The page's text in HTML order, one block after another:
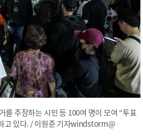
를 주장하는 시민 등 100여 명이 모여 “투표
고 있다. / 이원준 기자windstorm@